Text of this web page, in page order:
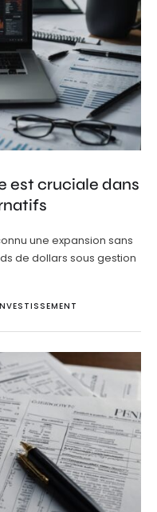
est cruciale dans
une expansion sans
de dollars sous gestion